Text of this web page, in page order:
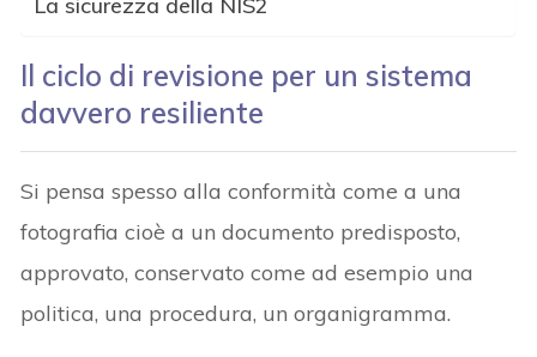
Il ciclo di revisione per un sistema
davvero resiliente
Si pensa spesso alla conformità come a una
fotografia cioè a un documento predisposto,
approvato, conservato come ad esempio una
politica, una procedura, un organigramma.